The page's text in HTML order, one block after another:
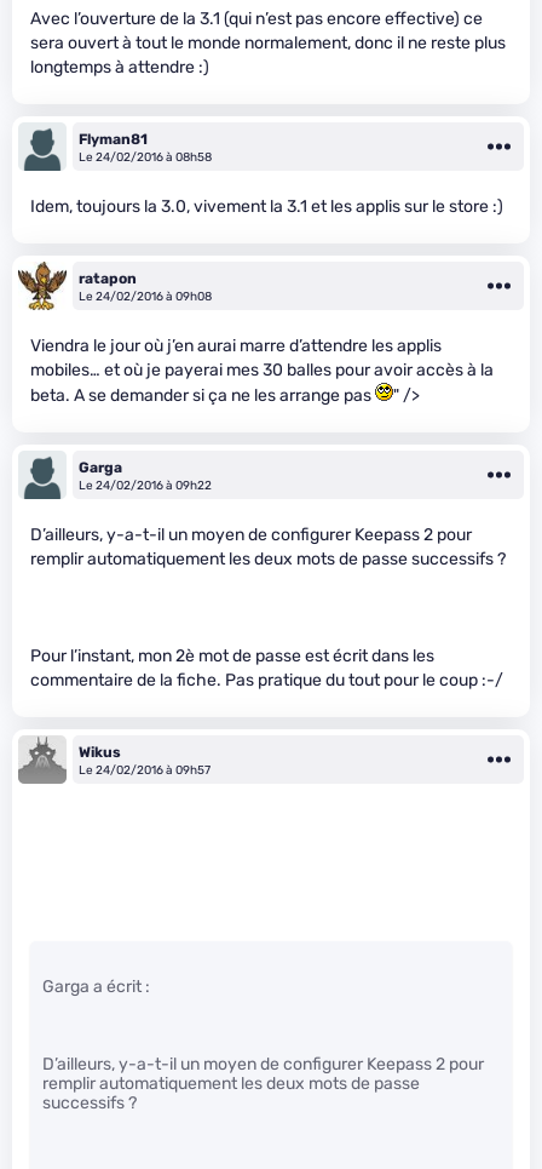
Avec l’ouverture de la 3.1 (qui n’est pas encore effective) ce
sera ouvert à tout le monde normalement, donc il ne reste plus
longtemps à attendre :)
Flyman81
Le 24/02/2016 à 08h58
Idem, toujours la 3.0, vivement la 3.1 et les applis sur le store :)
ratapon
Le 24/02/2016 à 09h08
Viendra le jour où j’en aurai marre d’attendre les applis
mobiles… et où je payerai mes 30 balles pour avoir accès à la
beta. A se demander si ça ne les arrange pas
" />
Garga
Le 24/02/2016 à 09h22
D’ailleurs, y-a-t-il un moyen de configurer Keepass 2 pour
remplir automatiquement les deux mots de passe successifs ?
Pour l’instant, mon 2è mot de passe est écrit dans les
commentaire de la fiche. Pas pratique du tout pour le coup :-/
Wikus
Le 24/02/2016 à 09h57
Garga a écrit :
D’ailleurs, y-a-t-il un moyen de configurer Keepass 2 pour
remplir automatiquement les deux mots de passe
successifs ?